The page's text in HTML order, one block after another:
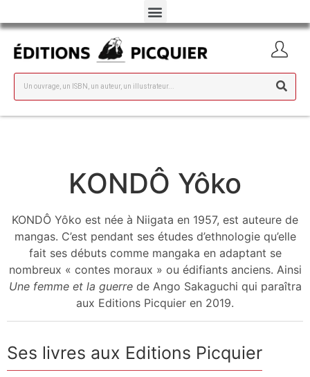
KONDÔ Yôko
KONDÔ Yôko est née à Niigata en 1957, est auteure de
mangas. C’est pendant ses études d’ethnologie qu’elle
fait ses débuts comme mangaka en adaptant se
nombreux « contes moraux » ou édifiants anciens. Ainsi
Une femme et la guerrede Ango Sakaguchi qui paraîtra
aux Editions Picquier en 2019.
Ses livres aux Editions Picquier